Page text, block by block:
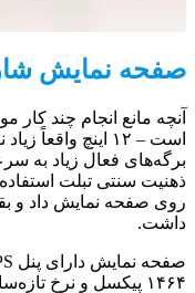
صفحه نمایش
آنچه مانع انجام چند
است – ۱۲ اینچ
برگه‌های فعال زیاد به
ذهنیت سنتی تبلت
روی صفحه نمایش داد و
داشت.